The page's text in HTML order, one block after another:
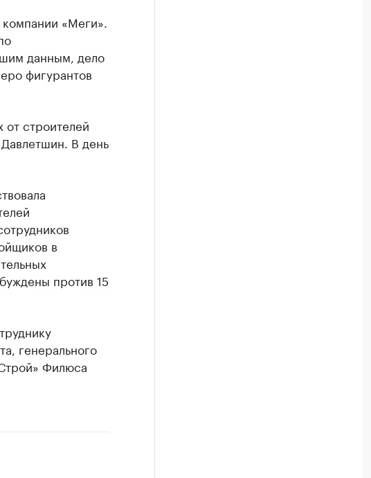
«Меги».
данным, дело
фигурантов
от строителей
В день
в
против 15
генерального
Филюса